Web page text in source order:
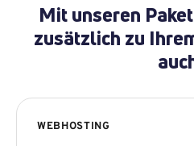
Mit unseren
zusätzlich zu
WEBHOSTING